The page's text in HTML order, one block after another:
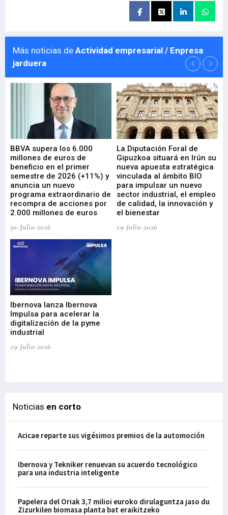
Más noticias de Actividad empresarial / Enpresa
jarduera
BBVA supera los 6.000
millones de euros de
beneficio en el primer
semestre de 2026 (+11%) y
anuncia un nuevo
programa extraordinario de
recompra de acciones por
2.000 millones de euros
30-Julio-2026
La Diputación Foral de
Gipuzkoa situará en Irún su
nueva apuesta estratégica
vinculada al ámbito BIO
para impulsar un nuevo
sector industrial, el empleo
de calidad, la innovación y
el bienestar
29-Julio-2026
Ibernova lanza Ibernova
Impulsa para acelerar la
digitalización de la pyme
industrial
29-Julio-2026
Noticias en corto
Acicae reparte sus vigésimos premios de la automoción
Ibernova y Tekniker renuevan su acuerdo tecnológico
para una industria inteligente
Papelera del Oriak 3,7 milioi euroko dirulaguntza jaso du
Zizurkilen biomasa planta bat eraikitzeko